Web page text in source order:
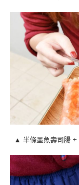
▲ 半條墨魚壽司腸 +